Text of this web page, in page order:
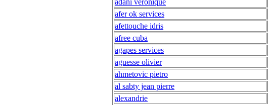
adani veronique
afer ok services
afettouche idris
afree cuba
agapes services
aguesse olivier
ahmetovic pietro
al sabty jean pierre
alexandrie